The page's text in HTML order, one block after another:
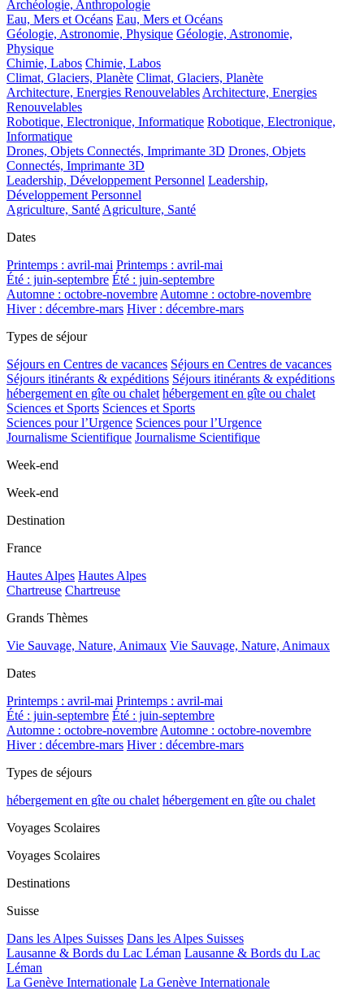
Archéologie, Anthropologie
Eau, Mers et Océans Eau, Mers et Océans
Géologie, Astronomie, Physique Géologie, Astronomie,
Physique
Chimie, Labos Chimie, Labos
Climat, Glaciers, Planète Climat, Glaciers, Planète
Architecture, Energies Renouvelables Architecture, Energies
Renouvelables
Robotique, Electronique, Informatique Robotique, Electronique,
Informatique
Drones, Objets Connectés, Imprimante 3D Drones, Objets
Connectés, Imprimante 3D
Leadership, Développement Personnel Leadership,
Développement Personnel
Agriculture, Santé Agriculture, Santé
Dates
Printemps : avril-mai Printemps : avril-mai
Été : juin-septembre Été : juin-septembre
Automne : octobre-novembre Automne : octobre-novembre
Hiver : décembre-mars Hiver : décembre-mars
Types de séjour
Séjours en Centres de vacances Séjours en Centres de vacances
Séjours itinérants & expéditions Séjours itinérants & expéditions
hébergement en gîte ou chalet hébergement en gîte ou chalet
Sciences et Sports Sciences et Sports
Sciences pour l’Urgence Sciences pour l’Urgence
Journalisme Scientifique Journalisme Scientifique
Week-end
Week-end
Destination
France
Hautes Alpes Hautes Alpes
Chartreuse Chartreuse
Grands Thèmes
Vie Sauvage, Nature, Animaux Vie Sauvage, Nature, Animaux
Dates
Printemps : avril-mai Printemps : avril-mai
Été : juin-septembre Été : juin-septembre
Automne : octobre-novembre Automne : octobre-novembre
Hiver : décembre-mars Hiver : décembre-mars
Types de séjours
hébergement en gîte ou chalet hébergement en gîte ou chalet
Voyages Scolaires
Voyages Scolaires
Destinations
Suisse
Dans les Alpes Suisses Dans les Alpes Suisses
Lausanne & Bords du Lac Léman Lausanne & Bords du Lac
Léman
La Genève Internationale La Genève Internationale